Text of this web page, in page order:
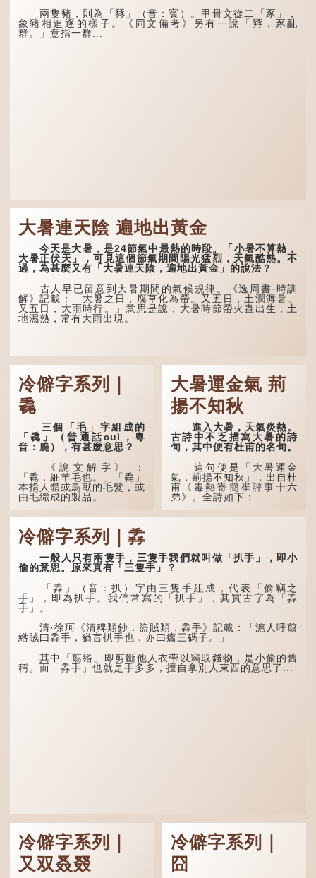
李白作此詩時，大約是
天寶十一年。當時他已被唐
玄宗賜金放還約八年，這期
兩隻豬，則為「豩」（音：賓）。甲骨文從二「豕」，
象豬相追逐的樣子。《同文備考》另有一說「豩，豕亂
群。」意指一群...
大暑連天陰 遍地出黃金
今天是大暑，是24節氣中最熱的時段。「小暑不算熱，
大暑正伏天」，可見這個節氣期間陽光猛烈，天氣酷熱。不
過，為甚麼又有「大暑連天陰，遍地出黃金」的說法？
古人早已留意到大暑期間的氣候規律。《逸周書·時訓
解》記載：「大暑之日，腐草化為螢。又五日，土潤溽暑。
又五日，大雨時行。」意思是說，大暑時節螢火蟲出生，土
地濕熱，常有大雨出現。
冷僻字系列｜
毳
三個「毛」字組成的
「毳」（普通話cuì，粵
音：脆），有甚麼意思？
《說文解字》 ：
「毳，細羊毛也。」「毳」
本指人體或鳥獸的毛髮，或
由毛織成的製品。
人體表面，例如手臂等
部位生長的細毛，也叫
「毳」，又叫「寒毛」、
「汗毛」。
醫學上，「毳毛」是一
個專有名詞。它指人類在兒
童時期長出的一種細小、不
易注意到卻又幾乎遍布全身
的毛髮。毳毛的密度因人而
異，其長度則通常不會...
大暑運金氣 荊
揚不知秋
進入大暑，天氣炎熱。
古詩中不乏描寫大暑的詩
句，其中便有杜甫的名句。
這句便是「大暑運金
氣，荊揚不知秋」，出自杜
甫《毒熱寄簡崔評事十六
弟》。全詩如下：
大暑運金氣，荊揚不知
舟。
季，代表涼爽肅殺之氣。
「運」是「運行」，生動地
描寫大暑的酷熱阻礙金氣流
手法描寫炎熱阻滯了季節更
替。
「荊揚」指...
冷僻字系列｜掱
一般人只有兩隻手，三隻手我們就叫做「扒手」，即小
偷的意思。原來真有「三隻手」？
「掱」（音：扒）字由三隻手組成，代表「偷竊之
手」，即為扒手。我們常寫的「扒手」，其實古字為「掱
手」。
清·徐珂《清稗類鈔．盜賊類．掱手》記載：「滬人呼翦
綹賊曰掱手，猶言扒手也，亦曰癟三碼子。」
其中「翦綹」即剪斷他人衣帶以竊取錢物，是小偷的舊
稱。而「掱手」也就是手多多，擅自拿別人東西的意思了...
冷僻字系列｜
又双叒叕
冷僻字系列｜
囧